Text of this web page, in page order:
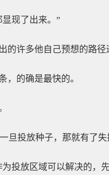
现了出来。”
许多他自己预想的路径
，的确是最快的。
旦投放种子，那就有了
投放区域可以解决的，